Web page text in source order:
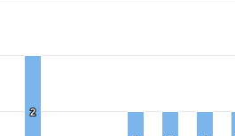
2
2